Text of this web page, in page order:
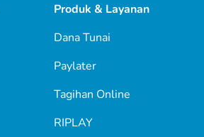
Produk & Layanan
Dana Tunai
Paylater
Tagihan Online
RIPLAY